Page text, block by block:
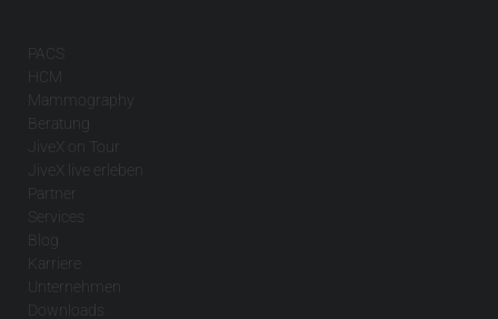
PACS
HCM
Mammography
Beratung
JiveX on Tour
JiveX live erleben
Partner
Services
Blog
Karriere
Unternehmen
Downloads